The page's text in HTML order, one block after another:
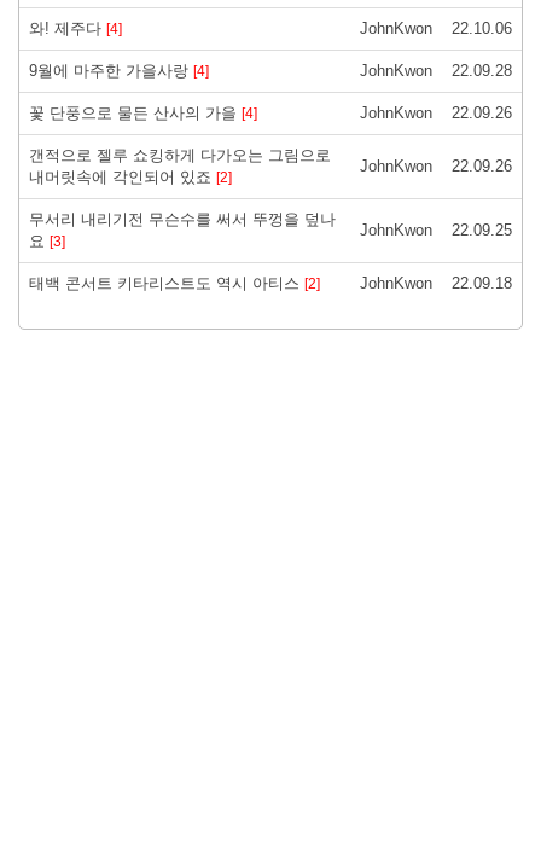
와! 제주다 [4] JohnKwon 22.10.06
9월에 마주한 가을사랑 [4] JohnKwon 22.09.28
꽃 단풍으로 물든 산사의 가을 [4] JohnKwon 22.09.26
갠적으로 젤루 쇼킹하게 다가오는 그림으로
내머릿속에 각인되어 있죠 [2]
JohnKwon 22.09.26
무서리 내리기전 무슨수를 써서 뚜껑을 덮나
요 [3]
JohnKwon 22.09.25
태백 콘서트 키타리스트도 역시 아티스 [2] JohnKwon 22.09.18